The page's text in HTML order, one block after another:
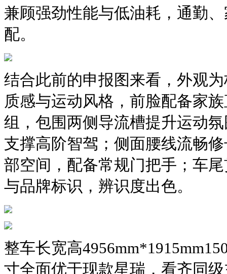
兼顾强劲性能与低油耗，通勤
配。
结合此前的申报图来看，外观
质感与运动风格，前脸配备家
组，包围两侧导流槽提升运动
支撑高阶智驾；侧面腰线流畅
部空间，配备常规门把手；车
与品牌标识，辨识度出色。
整车长宽高
寸全面优于现款星瑞，看齐同